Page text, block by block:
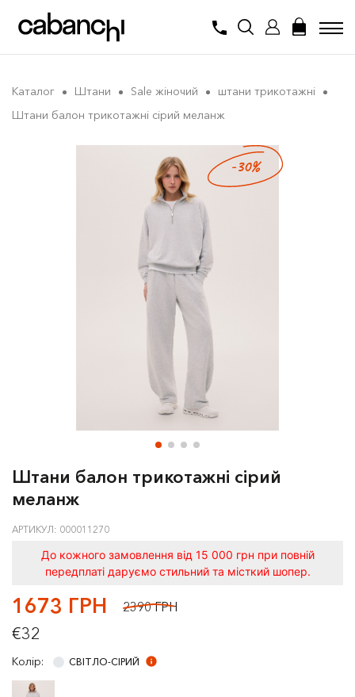
Каталог Штани Sale жіночий
штани трикотажні
Штани балон трикотажні сірий меланж
-30%
Штани балон трикотажні сірий
меланж
АРТИКУЛ: 000011270
До кожного замовлення від 15 000 грн при повній
передплаті даруємо стильний та місткий шопер.
1673 ГРН 2390 ГРН
€32
Колір: СВІТЛО-СІРИЙ